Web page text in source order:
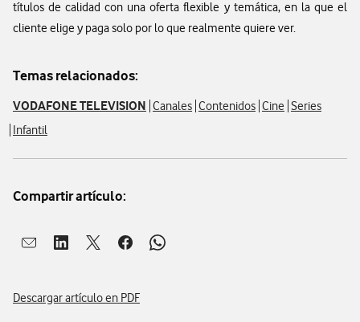
títulos de calidad con una oferta flexible y temática, en la que el
cliente elige y paga solo por lo que realmente quiere ver.
Temas relacionados:
VODAFONE TELEVISION Canales Contenidos Cine Series
Infantil
Compartir artículo:
Abrir ventana para compartir en mail
Abrir ventana para compartir en linkedin
Abrir ventana para compartir en twitter
Abrir ventana para compartir en facebook
Abrir ventana para compartir en
Descargar artículo en PDF